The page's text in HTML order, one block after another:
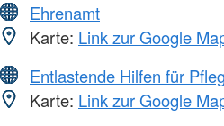
Ehrenamt
Karte: Link zur Google
Entlastende Hilfen für
Karte: Link zur Google